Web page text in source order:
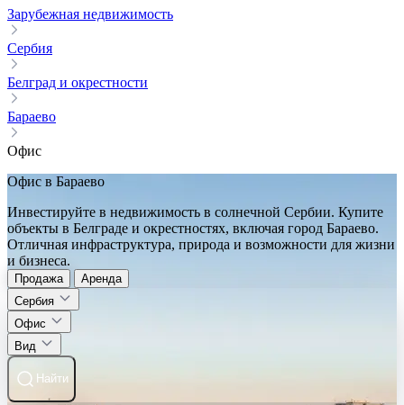
Зарубежная недвижимость
Сербия
Белград и окрестности
Бараево
Офис
Офис в Бараево
Инвестируйте в недвижимость в солнечной Сербии. Купите
объекты в Белграде и окрестностях, включая город Бараево.
Отличная инфраструктура, природа и возможности для жизни
и бизнеса.
Продажа
Аренда
Сербия
Офис
Вид
Найти